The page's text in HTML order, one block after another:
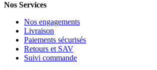
Nos Services
Nos engagements
Livraison
Paiements sécurisés
Retours et SAV
Suivi commande